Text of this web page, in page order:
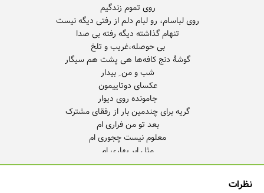
توی ظاهر عادیه حالم کسی نمیدونه
نظرات